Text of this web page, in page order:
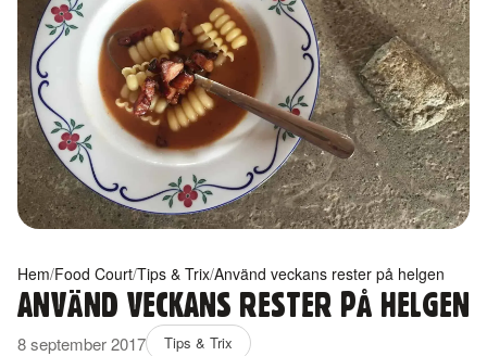
Hem/Food Court/Tips & Trix/Använd veckans rester på helgen
ANVÄND VECKANS RESTER PÅ HELGEN
8 september 2017 Tips & Trix